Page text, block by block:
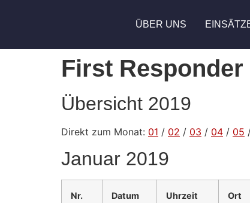
ÜBER UNS
First Responder
Übersicht 2019
Direkt zum Monat: 01 / 02 / 03 / 04 / 05
Januar 2019
Nr. Datum Uhrzeit Ort